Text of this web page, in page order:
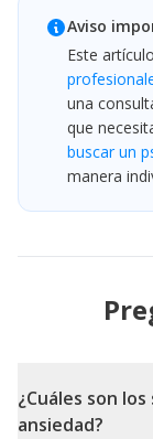
Aviso
Este
una
que
buscar un
manera
¿Cuáles son
ansiedad?